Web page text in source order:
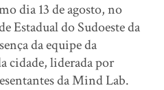
dia 13 de agosto, no
Estadual do Sudoeste da
da equipe da
cidade, liderada por
da Mind Lab.